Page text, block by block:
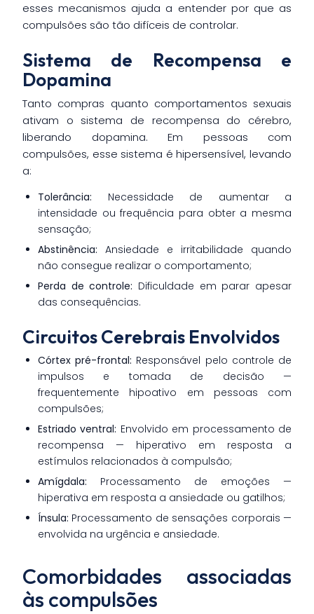
esses mecanismos ajuda a entender por que as
compulsões são tão difíceis de controlar.
Sistema de Recompensa e
Dopamina
Tanto compras quanto comportamentos sexuais
ativam o sistema de recompensa do cérebro,
liberando dopamina. Em pessoas com
compulsões, esse sistema é hipersensível, levando
a:
Tolerância: Necessidade de aumentar a
intensidade ou frequência para obter a mesma
sensação;
Abstinência: Ansiedade e irritabilidade quando
não consegue realizar o comportamento;
Perda de controle: Dificuldade em parar apesar
das consequências.
Circuitos Cerebrais Envolvidos
Córtex pré-frontal: Responsável pelo controle de
impulsos e tomada de decisão —
frequentemente hipoativo em pessoas com
compulsões;
Estriado ventral: Envolvido em processamento de
recompensa — hiperativo em resposta a
estímulos relacionados à compulsão;
Amígdala: Processamento de emoções —
hiperativa em resposta a ansiedade ou gatilhos;
Ínsula: Processamento de sensações corporais —
envolvida na urgência e ansiedade.
Comorbidades associadas
às compulsões